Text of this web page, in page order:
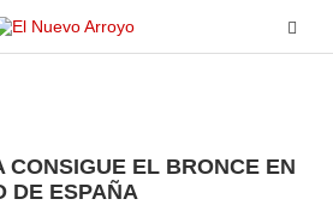
CONSIGUE EL BRONCE EN
DE ESPAÑA